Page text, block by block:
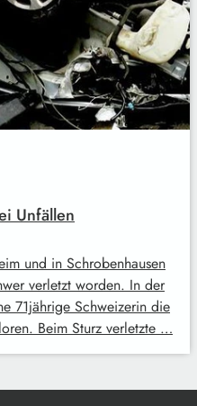
Unfällen
und in Schrobenhausen
verletzt worden. In der
71jährige Schweizerin die
Beim Sturz verletzte …